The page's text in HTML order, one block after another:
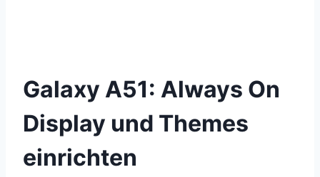
Galaxy A51: Always On
Display und Themes
einrichten